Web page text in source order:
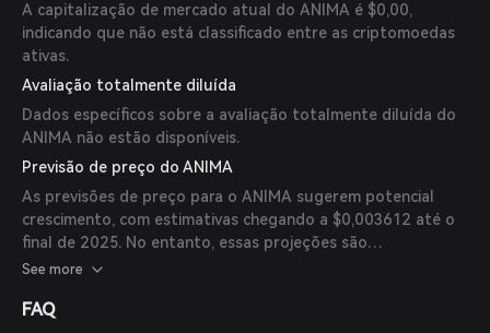
A capitalização de mercado atual do ANIMA é $0,00,
indicando que não está classificado entre as criptomoedas
ativas.
Avaliação totalmente diluída
Dados específicos sobre a avaliação totalmente diluída do
ANIMA não estão disponíveis.
Previsão de preço do ANIMA
As previsões de preço para o ANIMA sugerem potencial
crescimento, com estimativas chegando a $0,003612 até o
final de 2025. No entanto, essas projeções são
especulativas, e os investidores devem realizar pesquisas
See more
FAQ